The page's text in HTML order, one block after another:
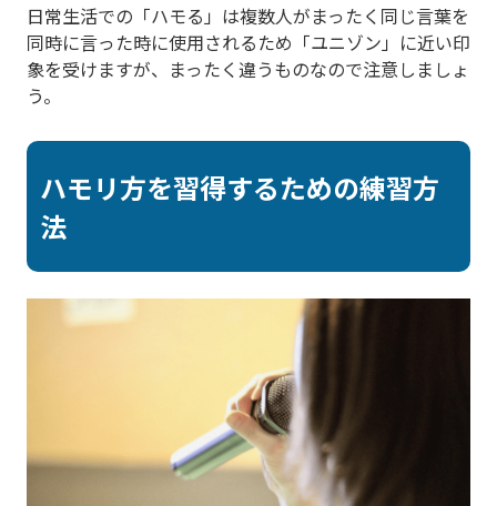
日常生活での「ハモる」は複数人がまったく同じ言葉を
同時に言った時に使用されるため「ユニゾン」に近い印
象を受けますが、まったく違うものなので注意しましょ
う。
ハモリ方を習得するための練習方
法